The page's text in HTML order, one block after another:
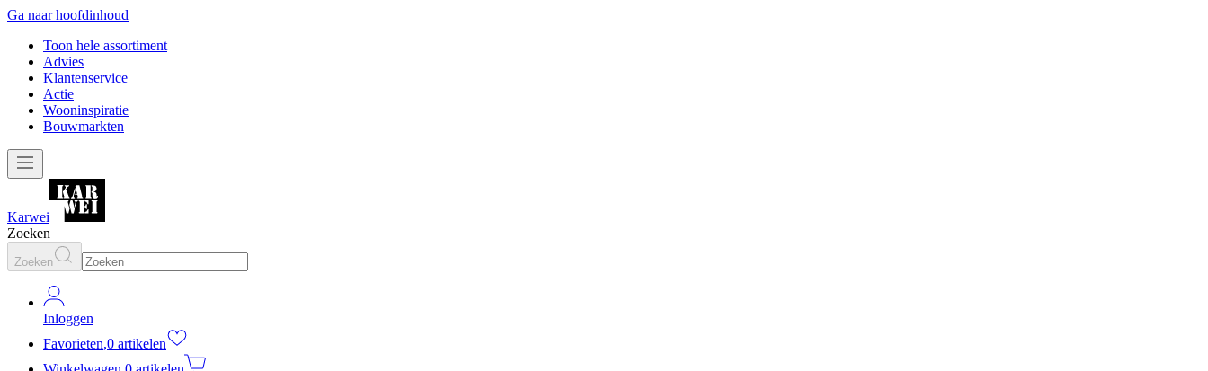
Ga naar hoofdinhoud
Toon hele assortiment
Advies
Klantenservice
Actie
Wooninspiratie
Bouwmarkten
Karwei
Zoeken
Zoeken
Inloggen
Favorieten,0 artikelen